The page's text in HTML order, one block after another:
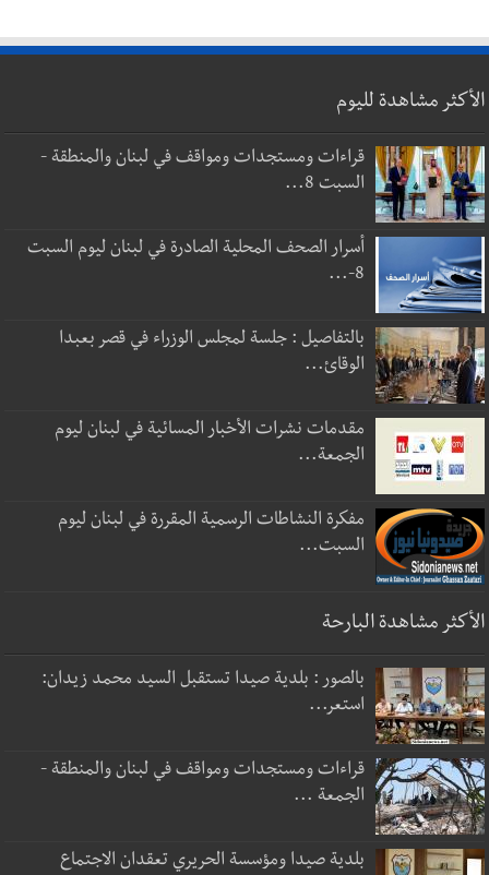
الأكثر مشاهدة لليوم
قراءات ومستجدات ومواقف في لبنان والمنطقة -
السبت 8...
أسرار الصحف المحلية الصادرة في لبنان ليوم السبت
8-...
بالتفاصيل : جلسة لمجلس الوزراء في قصر بعبدا
الوقائ...
مقدمات نشرات الأخبار المسائية في لبنان ليوم
الجمعة...
مفكرة النشاطات الرسمية المقررة في لبنان ليوم
السبت...
الأكثر مشاهدة البارحة
بالصور : بلدية صيدا تستقبل السيد محمد زيدان:
استعر...
قراءات ومستجدات ومواقف في لبنان والمنطقة -
الجمعة ...
بلدية صيدا ومؤسسة الحريري تعقدان الاجتماع